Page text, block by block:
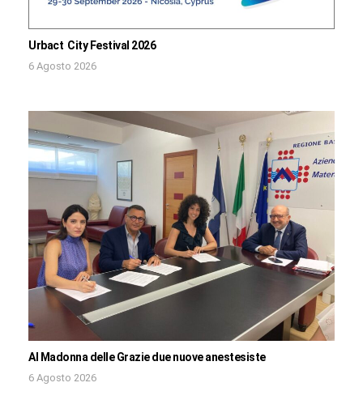
Urbact City Festival 2026
6 Agosto 2026
Al Madonna delle Grazie due nuove anestesiste
6 Agosto 2026